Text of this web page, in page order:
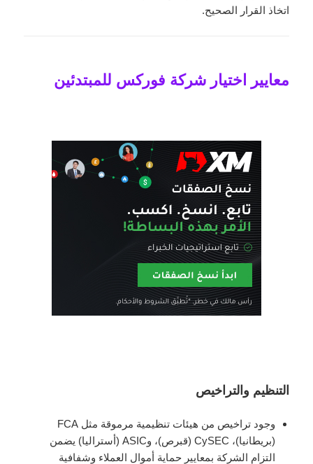
اتخاذ القرار الصحيح.
معايير اختيار شركة فوركس للمبتدئين
التنظيم والتراخيص
وجود تراخيص من هيئات تنظيمية مرموقة مثل FCA
(بريطانيا)، CySEC (قبرص)، وASIC (أستراليا) يضمن
التزام الشركة بمعايير حماية أموال العملاء وشفافية